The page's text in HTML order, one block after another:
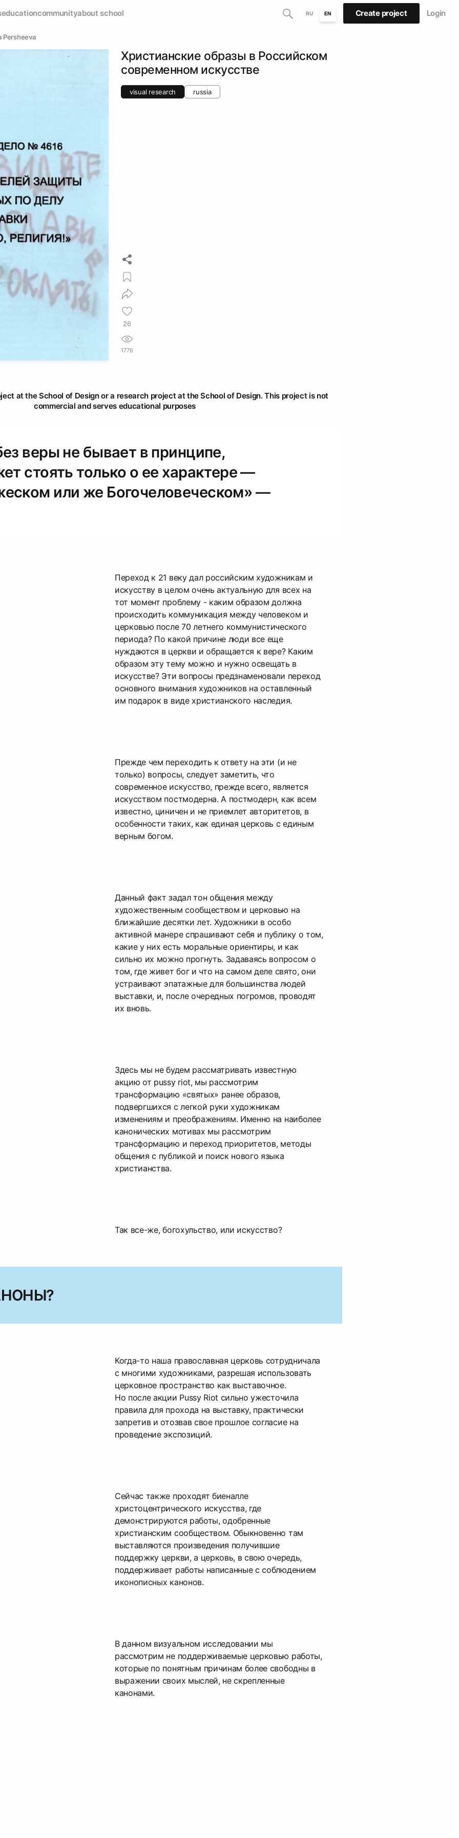
educationcommunityabout school RU EN Create project Login
Persheeva
Христианские образы в Российском
современном искусстве
visual research russia
26
1776
at the School of Design or a research project at the School of Design. This project is not
commercial and serves educational purposes
веры не бывает в принципе,
стоять только о ее характере —
или же Богочеловеческом» —
Переход к 21 веку дал российским художникам и
искусству в целом очень актуальную для всех на
тот момент проблему - каким образом должна
происходить коммуникация между человеком и
церковью после 70 летнего коммунистического
периода? По какой причине люди все еще
нуждаются в церкви и обращается к вере? Каким
образом эту тему можно и нужно освещать в
искусстве? Эти вопросы предзнаменовали переход
основного внимания художников на оставленный
им подарок в виде христианского наследия.
Прежде чем переходить к ответу на эти (и не
только) вопросы, следует заметить, что
современное искусство, прежде всего, является
искусством постмодерна. А постмодерн, как всем
известно, циничен и не приемлет авторитетов, в
особенности таких, как единая церковь с единым
верным богом.
Данный факт задал тон общения между
художественным сообществом и церковью на
ближайшие десятки лет. Художники в особо
активной манере спрашивают себя и публику о том,
какие у них есть моральные ориентиры, и как
сильно их можно прогнуть. Задаваясь вопросом о
том, где живет бог и что на самом деле свято, они
устраивают эпатажные для большинства людей
выставки, и, после очередных погромов, проводят
их вновь.
Здесь мы не будем рассматривать известную
акцию от pussy riot, мы рассмотрим
трансформацию «святых» ранее образов,
подвергшихся с легкой руки художникам
изменениям и преображениям. Именно на наиболее
канонических мотивах мы рассмотрим
трансформацию и переход приоритетов, методы
общения с публикой и поиск нового языка
христианства.
Так все-же, богохульство, или искусство?
Когда-то наша православная церковь сотрудничала
с многими художниками, разрешая использовать
церковное пространство как выставочное.
Но после акции Pussy Riot сильно ужесточила
правила для прохода на выставку, практически
запретив и отозвав свое прошлое согласие на
проведение экспозиций.
Сейчас также проходят биеналле
христоцентрического искусства, где
демонстрируются работы, одобренные
христианским сообществом. Обыкновенно там
выставляются произведения получившие
поддержку церкви, а церковь, в свою очередь,
поддерживает работы написанные с соблюдением
иконописных канонов.
В данном визуальном исследовании мы
рассмотрим не поддерживаемые церковью работы,
которые по понятным причинам более свободны в
выражении своих мыслей, не скрепленные
канонами.